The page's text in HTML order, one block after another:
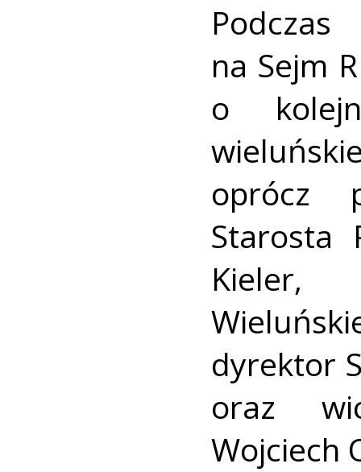
na Sejm
o
oprócz
Starosta
Kieler,
dyrektor
oraz
Wojciech